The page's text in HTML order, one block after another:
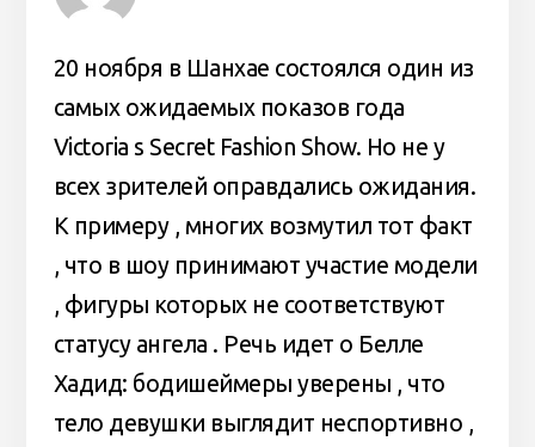
20 ноября в Шанхае состоялся один из
самых ожидаемых показов года
Victoria s Secret Fashion Show. Но не у
всех зрителей оправдались ожидания.
К примеру , многих возмутил тот факт
, что в шоу принимают участие модели
, фигуры которых не соответствуют
статусу ангела . Речь идет о Белле
Хадид: бодишеймеры уверены , что
тело девушки выглядит неспортивно ,